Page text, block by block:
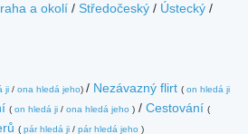
a okolí / Středočeský / Ústecký /
ji / ona hledá jeho) / Nezávazný flirt ( on hledá ji
( on hledá ji / ona hledá jeho ) / Cestování (
( pár hledá ji / pár hledá jeho )